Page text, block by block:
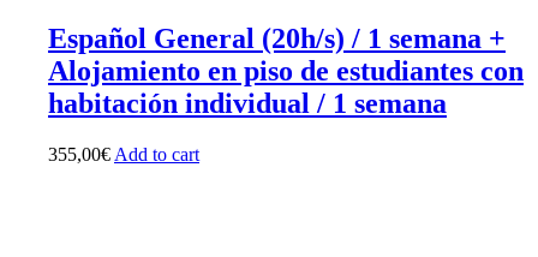
Español General (20h/s) / 1 semana +
Alojamiento en piso de estudiantes con
habitación individual / 1 semana
355,00€ Add to cart